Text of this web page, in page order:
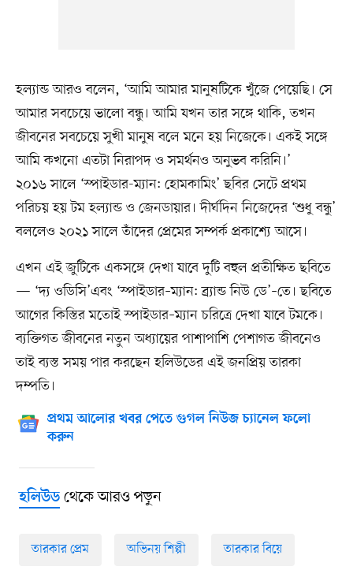
হল্যান্ড আরও বলেন, ‘আমি আমার মানুষটিকে খুঁজে পেয়েছি। সে
আমার সবচেয়ে ভালো বন্ধু। আমি যখন তার সঙ্গে থাকি, তখন
জীবনের সবচেয়ে সুখী মানুষ বলে মনে হয় নিজেকে। একই সঙ্গে
আমি কখনো এতটা নিরাপদ ও সমর্থনও অনুভব করিনি।’
২০১৬ সালে ‘স্পাইডার-ম্যান: হোমকামিং’ ছবির সেটে প্রথম
পরিচয় হয় টম হল্যান্ড ও জেনডায়ার। দীর্ঘদিন নিজেদের ‘শুধু বন্ধু’
বললেও ২০২১ সালে তাঁদের প্রেমের সম্পর্ক প্রকাশ্যে আসে।
এখন এই জুটিকে একসঙ্গে দেখা যাবে দুটি বহুল প্রতীক্ষিত ছবিতে
— ‘দ্য ওডিসি’এবং ‘স্পাইডার–ম্যান: ব্র্যান্ড নিউ ডে’–তে। ছবিতে
আগের কিস্তির মতোই স্পাইডার–ম্যান চরিত্রে দেখা যাবে টমকে।
ব্যক্তিগত জীবনের নতুন অধ্যায়ের পাশাপাশি পেশাগত জীবনেও
তাই ব্যস্ত সময় পার করছেন হলিউডের এই জনপ্রিয় তারকা
দম্পতি।
প্রথম আলোর খবর পেতে গুগল নিউজ চ্যানেল ফলো
করুন
হলিউডথেকে আরও পড়ুন
তারকার প্রেম অভিনয় শিল্পী তারকার বিয়ে